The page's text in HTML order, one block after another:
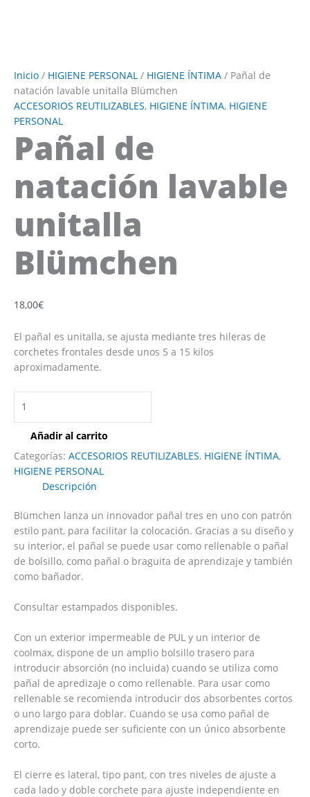
Inicio / HIGIENE PERSONAL / HIGIENE ÍNTIMA / Pañal de
natación lavable unitalla Blümchen
ACCESORIOS REUTILIZABLES, HIGIENE ÍNTIMA, HIGIENE
PERSONAL
Pañal de
natación lavable
unitalla
Blümchen
18,00€
El pañal es unitalla, se ajusta mediante tres hileras de
corchetes frontales desde unos 5 a 15 kilos
aproximadamente.
Añadir al carrito
Categorías: ACCESORIOS REUTILIZABLES, HIGIENE ÍNTIMA,
HIGIENE PERSONAL
Descripción
Blümchen lanza un innovador pañal tres en uno con patrón
estilo pant, para facilitar la colocación. Gracias a su diseño y
su interior, el pañal se puede usar como rellenable o pañal
de bolsillo, como pañal o braguita de aprendizaje y también
como bañador.
Consultar estampados disponibles.
Con un exterior impermeable de PUL y un interior de
coolmax, dispone de un amplio bolsillo trasero para
introducir absorción (no incluida) cuando se utiliza como
pañal de apredizaje o como rellenable. Para usar como
rellenable se recomienda introducir dos absorbentes cortos
o uno largo para doblar. Cuando se usa como pañal de
aprendizaje puede ser suficiente con un único absorbente
corto.
El cierre es lateral, tipo pant, con tres niveles de ajuste a
cada lado y doble corchete para ajuste independiente en